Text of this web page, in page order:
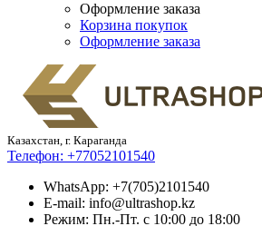
Оформление заказа
Корзина покупок
Оформление заказа
Казахстан, г. Караганда
Телефон: +77052101540
WhatsApp: +7(705)2101540
E-mail: info@ultrashop.kz
Режим: Пн.-Пт. с 10:00 до 18:00